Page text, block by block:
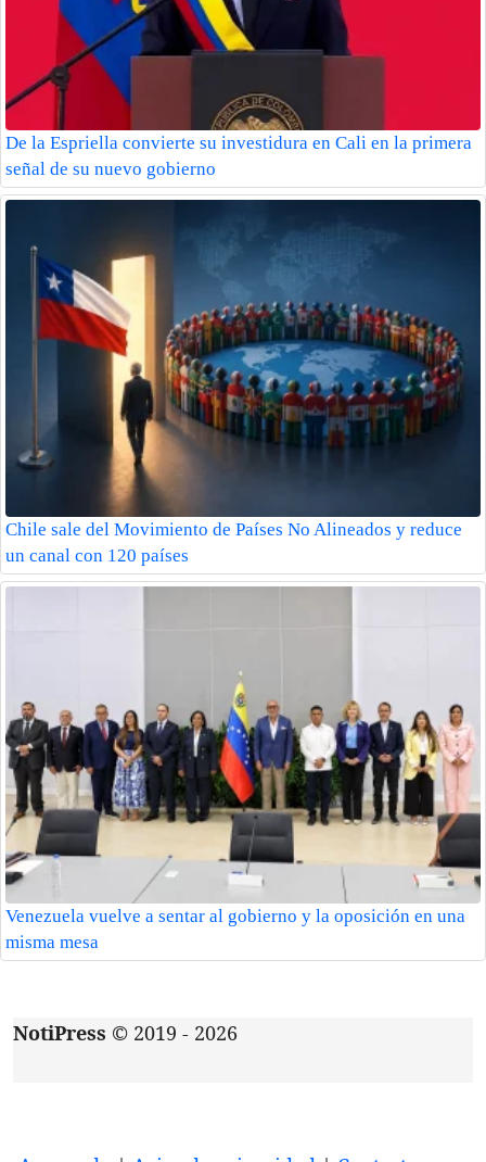
De la Espriella convierte su investidura en Cali en la primera
señal de su nuevo gobierno
Chile sale del Movimiento de Países No Alineados y reduce
un canal con 120 países
Venezuela vuelve a sentar al gobierno y la oposición en una
misma mesa
NotiPress © 2019 - 2026